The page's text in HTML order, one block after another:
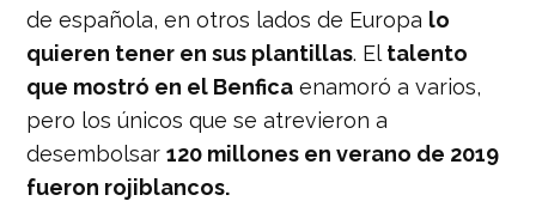
de española, en otros lados de Europa lo
quieren tener en sus plantillas. El talento
que mostró en el Benfica enamoró a varios,
pero los únicos que se atrevieron a
desembolsar120 millones en verano de 2019
fueron rojiblancos.